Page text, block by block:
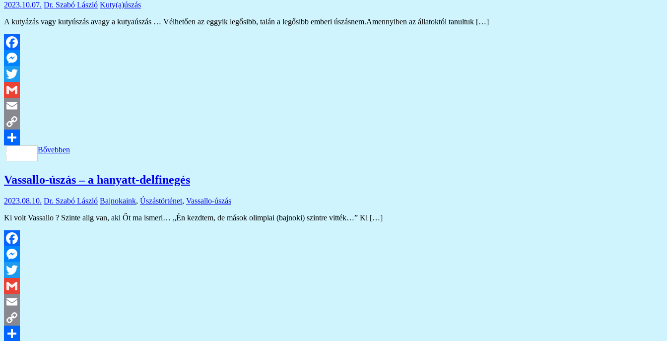
2023.10.07. Dr. Szabó László Kuty(a)úszás
A kutyázás vagy kutyúszás avagy a kutyaúszás … Vélhetően az eggyik legősibb, talán a legősibb emberi úszásnem.Amennyiben az állatoktól tanultuk […]
Facebook
Messenger
Twitter
Gmail
Email
Copy
Link
Ossza
Bővebben
Vassallo-úszás – a hanyatt-delfinegés
2023.08.10. Dr. Szabó László Bajnokaink, Úszástörténet, Vassallo-úszás
Ki volt Vassallo ? Szinte alig van, aki Őt ma ismeri… „Én kezdtem, de mások olimpiai (bajnoki) szintre vitték…” Ki […]
Facebook
Messenger
Twitter
Gmail
Email
Copy